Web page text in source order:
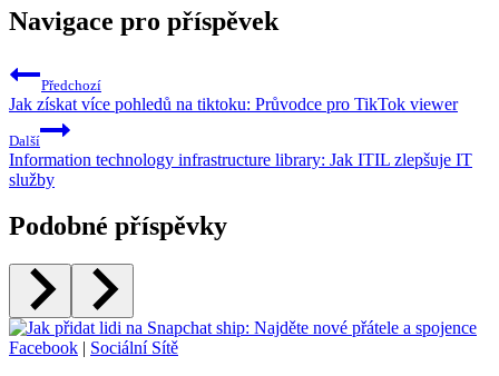
Navigace pro příspěvek
Předchozí
Jak získat více pohledů na tiktoku: Průvodce pro TikTok viewer
Další
Information technology infrastructure library: Jak ITIL zlepšuje IT
služby
Podobné příspěvky
Facebook | Sociální Sítě